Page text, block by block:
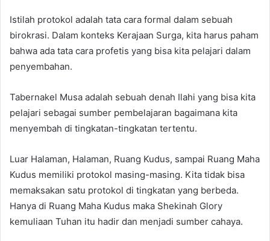
Istilah protokol adalah tata cara formal dalam sebuah
birokrasi. Dalam konteks Kerajaan Surga, kita harus paham
bahwa ada tata cara profetis yang bisa kita pelajari dalam
penyembahan.
Tabernakel Musa adalah sebuah denah Ilahi yang bisa kita
pelajari sebagai sumber pembelajaran bagaimana kita
menyembah di tingkatan-tingkatan tertentu.
Luar Halaman, Halaman, Ruang Kudus, sampai Ruang Maha
Kudus memiliki protokol masing-masing. Kita tidak bisa
memaksakan satu protokol di tingkatan yang berbeda.
Hanya di Ruang Maha Kudus maka Shekinah Glory
kemuliaan Tuhan itu hadir dan menjadi sumber cahaya.